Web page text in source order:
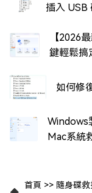
插入 USB
【2026
鍵輕鬆搞
如何修
Windows
Mac系統
首頁 >> 隨身碟救